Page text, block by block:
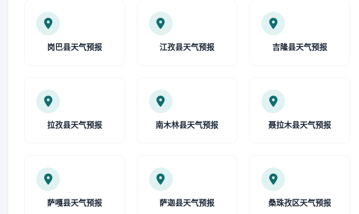
岗巴县天气预报 江孜县天气预报 吉隆县天气预报
拉孜县天气预报 南木林县天气预报 聂拉木县天气预报
萨嘎县天气预报 萨迦县天气预报 桑珠孜区天气预报